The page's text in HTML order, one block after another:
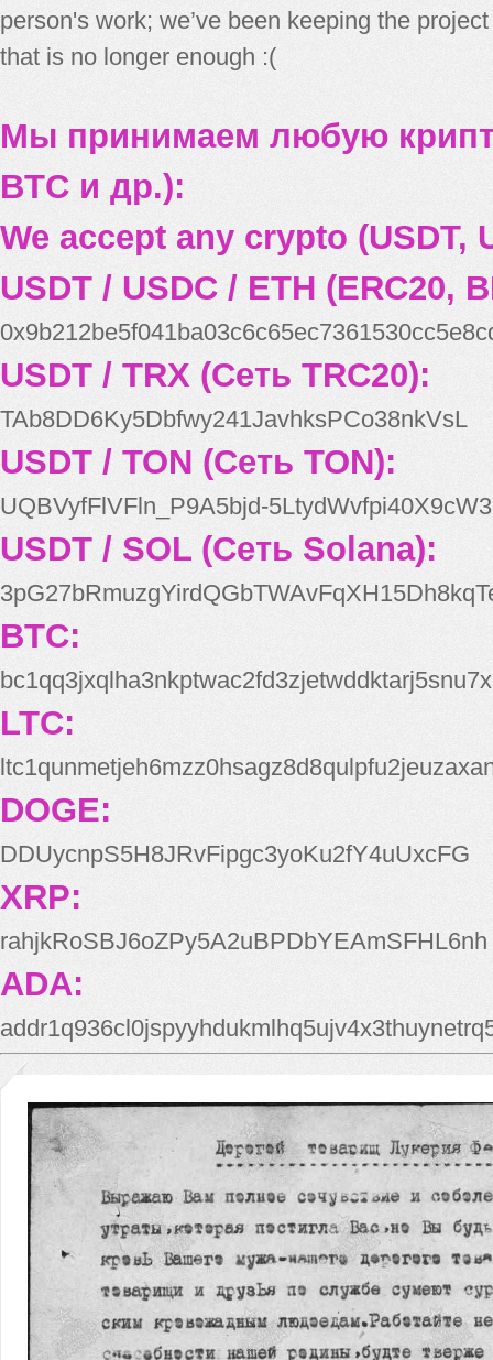
person's work; we’ve been keeping the
that is no longer enough :(
Мы принимаем любую
BTC и др.):
We accept any crypto (USDT,
USDT / USDC / ETH (ERC20,
USDT / TRX (Сеть TRC20):
TAb8DD6Ky5Dbfwy241JavhksPCo38nkVsL
USDT / TON (Сеть TON):
UQBVyfFlVFln_P9A5bjd-
USDT / SOL (Сеть Solana):
BTC:
bc1qq3jxqlha3nkptwac2fd3zjetwddktarj5snu7x
LTC:
DOGE:
DDUycnpS5H8JRvFipgc3yoKu2fY4uUxcFG
XRP:
rahjkRoSBJ6oZPy5A2uBPDbYEAmSFHL6nh
ADA: